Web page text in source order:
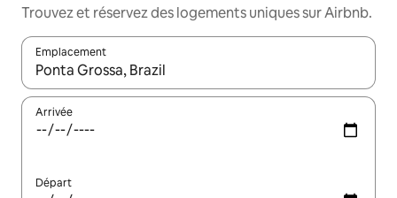
Trouvez et réservez des logements uniques sur Airbnb.
Emplacement
Quand les résultats sont affichés, parcourez-les en utilisant
Arrivée
Départ